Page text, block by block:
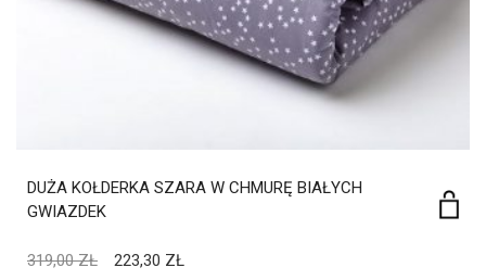
DUŻA KOŁDERKA SZARA W CHMURĘ BIAŁYCH
GWIAZDEK
319,00ZŁ 223,30 ZŁ